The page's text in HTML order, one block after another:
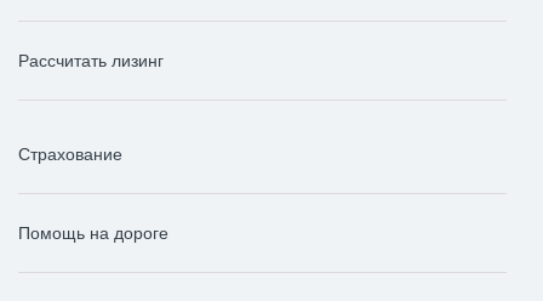
Рассчитать лизинг
Страхование
Помощь на дороге